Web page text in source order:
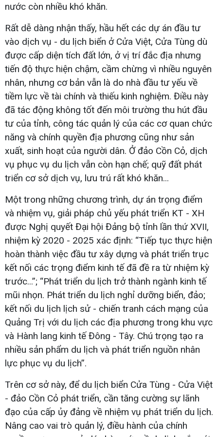
nước còn nhiều khó khăn.
Rất dễ dàng nhận thấy, hầu hết các dự án đầu tư
vào dịch vụ - du lịch biển ở Cửa Việt, Cửa Tùng dù
được cấp diện tích đất lớn, ở vị trí đắc địa nhưng
tiến độ thực hiện chậm, cầm chừng vì nhiều nguyên
nhân, nhưng cơ bản vẫn là do nhà đầu tư yếu về
tiềm lực về tài chính và thiếu kinh nghiệm. Điều này
đã tác động không tốt đến môi trường thu hút đầu
tư của tỉnh, công tác quản lý của các cơ quan chức
năng và chính quyền địa phương cũng như sản
xuất, sinh hoạt của người dân. Ở đảo Cồn Cỏ, dịch
vụ phục vụ du lịch vẫn còn hạn chế; quỹ đất phát
triển cơ sở dịch vụ, lưu trú rất khó khăn...
Một trong những chương trình, dự án trọng điểm
và nhiệm vụ, giải pháp chủ yếu phát triển KT - XH
được Nghị quyết Đại hội Đảng bộ tỉnh lần thứ XVII,
nhiệm kỳ 2020 - 2025 xác định: “Tiếp tục thực hiện
hoàn thành việc đầu tư xây dựng và phát triển trục
kết nối các trọng điểm kinh tế đã đề ra từ nhiệm kỳ
trước...”; “Phát triển du lịch trở thành ngành kinh tế
mũi nhọn. Phát triển du lịch nghỉ dưỡng biển, đảo;
kết nối du lịch lịch sử - chiến tranh cách mạng của
Quảng Trị với du lịch các địa phương trong khu vực
và Hành lang kinh tế Đông - Tây. Chú trọng tạo ra
nhiều sản phẩm du lịch và phát triển nguồn nhân
lực phục vụ du lịch”.
Trên cơ sở này, để du lịch biển Cửa Tùng - Cửa Việt
- đảo Cồn Cỏ phát triển, cần tăng cường sự lãnh
đạo của cấp ủy đảng về nhiệm vụ phát triển du lịch.
Nâng cao vai trò quản lý, điều hành của chính